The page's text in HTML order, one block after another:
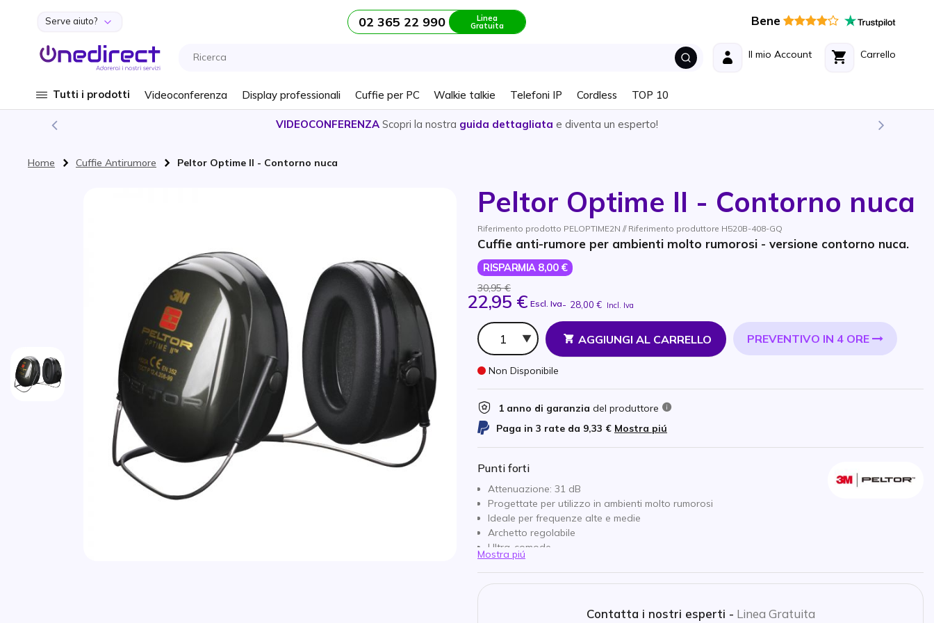
Salta al contenuto
Serve aiuto? 02 365 22 990 Linea
Gratuita Bene
Carrello
Il mio Account
Tutti i prodotti Videoconferenza Display professionali Cuffie per PC Walkie talkie Telefoni IP Cordless TOP 10
VIDEOCONFERENZA Scopri la nostra guida dettagliata e diventa un esperto!
Home Cuffie Antirumore Peltor Optime II - Contorno nuca
Peltor Optime II - Contorno nuca
Riferimento prodotto PELOPTIME2N // Riferimento produttore H520B-408-GQ
Cuffie anti-rumore per ambienti molto rumorosi - versione contorno nuca.
RISPARMIA 8,00 €
30,95 €
22,95 € Escl. Iva- 28,00 € Incl. Iva
Qtà
AGGIUNGI AL CARRELLO PREVENTIVO IN 4 ORE
Non Disponibile
1 anno di garanzia del produttore
Paga in 3 rate da 9,33 € Mostra piú
Punti forti
Attenuazione: 31 dB
Progettate per utilizzo in ambienti molto rumorosi
Ideale per frequenze alte e medie
Archetto regolabile
Ultra-comode
Mostra piú
Contatta i nostri esperti - Linea Gratuita